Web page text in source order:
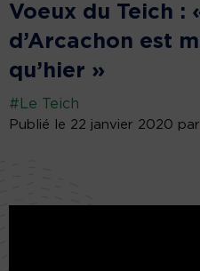
Voeux du Teich :
d’Arcachon est
qu’hier »
#Le Teich
Publié le 22 janvier 2020 par